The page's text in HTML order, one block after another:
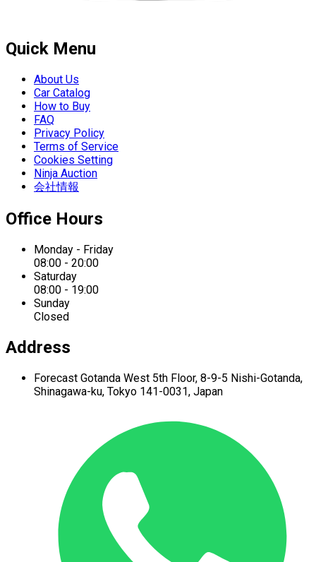
Quick Menu
About Us
Car Catalog
How to Buy
FAQ
Privacy Policy
Terms of Service
Cookies Setting
Ninja Auction
会社情報
Office Hours
Monday - Friday
08:00 - 20:00
Saturday
08:00 - 19:00
Sunday
Closed
Address
Forecast Gotanda West 5th Floor, 8-9-5 Nishi-Gotanda,
Shinagawa-ku, Tokyo 141-0031, Japan